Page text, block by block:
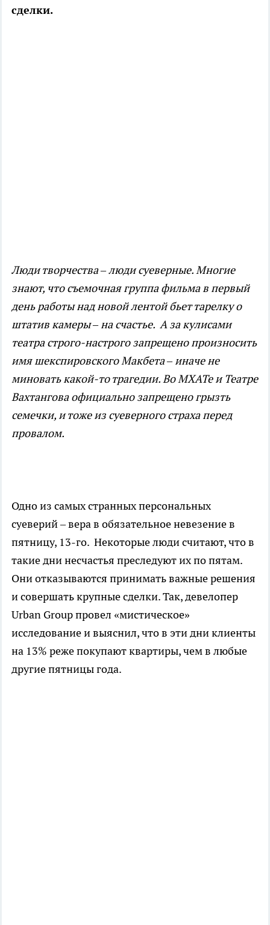
сделки.
Люди творчества – люди суеверные. Многие
знают, что съемочная группа фильма в первый
день работы над новой лентой бьет тарелку о
штатив камеры – на счастье. А за кулисами
театра строго-настрого запрещено произносить
имя шекспировского Макбета – иначе не
миновать какой-то трагедии. Во МХАТе и Театре
Вахтангова официально запрещено грызть
семечки, и тоже из суеверного страха перед
провалом.
Одно из самых странных персональных
суеверий – вера в обязательное невезение в
пятницу, 13-го. Некоторые люди считают, что в
такие дни несчастья преследуют их по пятам.
Они отказываются принимать важные решения
и совершать крупные сделки. Так, девелопер
Urban Group провел «мистическое»
исследование и выяснил, что в эти дни клиенты
на 13% реже покупают квартиры, чем в любые
другие пятницы года.